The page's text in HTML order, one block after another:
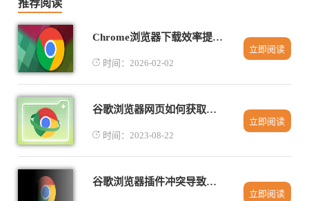
推荐阅读
Chrome浏览器下载效率提升操作方法
时间：2026-02-02
立即阅读
谷歌浏览器网页如何获取定位权限
时间：2023-08-22
立即阅读
谷歌浏览器插件冲突导致死机频繁的排查教程
立即阅读